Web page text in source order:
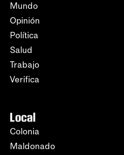
Mundo
Opinión
Política
Salud
Trabajo
Verifica
Local
Colonia
Maldonado